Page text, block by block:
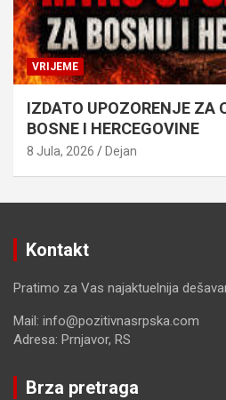
VRIJEME
IZDATO UPOZORENJE ZA
BOSNE I HERCEGOVINE
8 Jula, 2026 Dejan
Kontakt
Pratimo za Vas najaktuelnija
Mail: info@pozitivnasrpska.com
Adresa: Prnjavor, RS
Brza pretraga